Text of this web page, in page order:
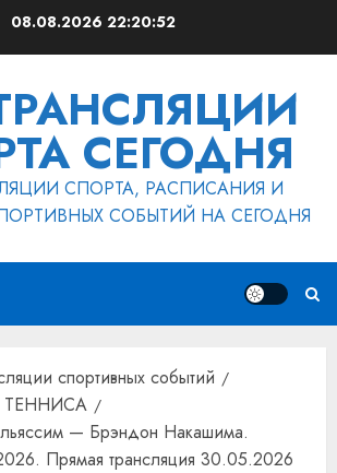
08.08.2026 22:20:53
СЕГОДНЯ
СПОРТА, РАСПИСАНИЯ И
СОБЫТИЙ НА СЕГОДНЯ
спортивных событий
— Брэндон Накашима.
Прямая трансляция 30.05.2026